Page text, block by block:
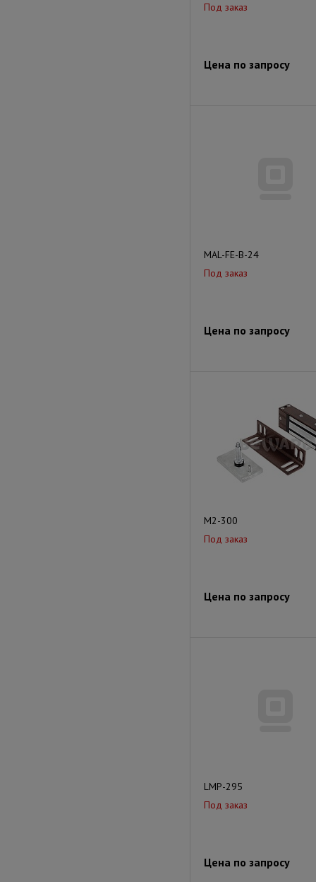
Под заказ
Цена по запросу
MAL-FE-B-24
Под заказ
Цена по запросу
M2-300
Под заказ
Цена по запросу
LMP-295
Под заказ
Цена по запросу